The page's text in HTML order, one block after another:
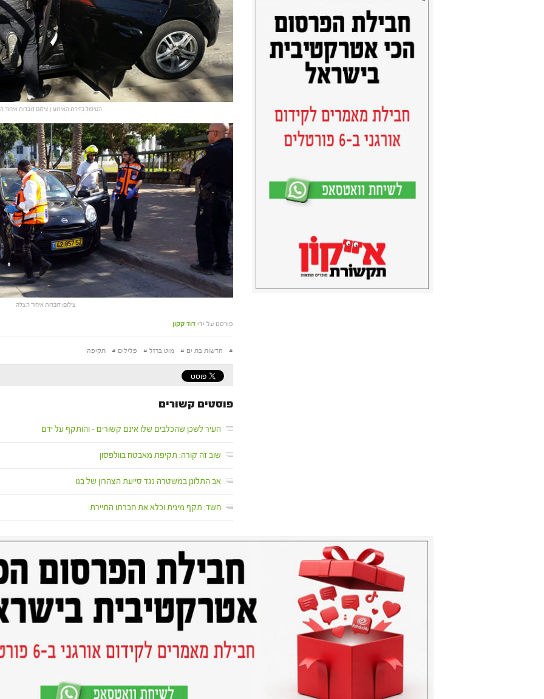
הטיפול בזירת האירוע | צילום דוברות איחוד
צילום: דוברות איחוד הצלה
פורסם על ידי דוד קקון
# חדשות בת ים # מוט ברזל # פלילים # תקיפה
פוסטים קשורים
העיר לשכן שהכלבים שלו אינם קשורים – והותקף על ידם
שוב זה קורה: תקיפת מאבטח בוולפסון
אב התלונן במשטרה נגד סייעת הצהרון של בנו
חשד: תקף מינית וכלא את חברתו התיירת